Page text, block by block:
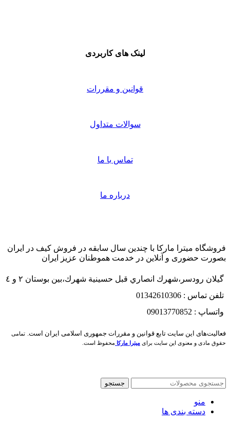
لینک های کاربردی
قوانین و مقررات
سوالات متداول
تماس با ما
درباره ما
فروشگاه میترا مارکا با چندین سال سابقه در فروش کیف در ایران
بصورت حضوری و آنلاین در خدمت هموطنان عزیز ایران
گيلان رودسر،شهرك انصاري قبل حسينية شهرك،بين بوستان ٢ و ٤
تلفن تماس : 01342610306
واتساپ : 09013770852
فعاليت‌های اين سايت تابع قوانين و مقررات جمهوری اسلامی ايران است. تمامی
حقوق مادی و معنوی این سایت برای میترا مارکا محفوظ است.
جستجو
منو
دسته بندی ها